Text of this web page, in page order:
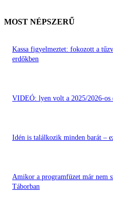
MOST NÉPSZERŰ
Kassa figyelmeztet: fokozott a
erdőkben
VIDEÓ: lyen volt a 2025/2026-os
Idén is találkozik minden barát –
Amikor a programfüzet már nem
Táborban